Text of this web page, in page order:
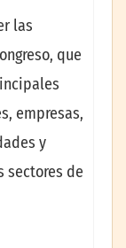
las
que
empresas,
y
sectores de